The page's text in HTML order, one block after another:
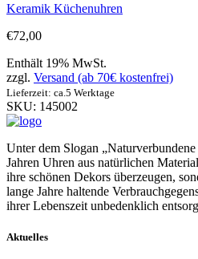
Keramik Küchenuhren
€72,00
Enthält 19% MwSt.
zzgl. Versand (ab 70€ kostenfrei)
Lieferzeit: ca.5 Werktage
SKU: 145002
Unter dem Slogan
Jahren Uhren aus natürlichen
ihre schönen Dekors überzeugen,
lange Jahre haltende
ihrer Lebenszeit unbedenklich
Aktuelles